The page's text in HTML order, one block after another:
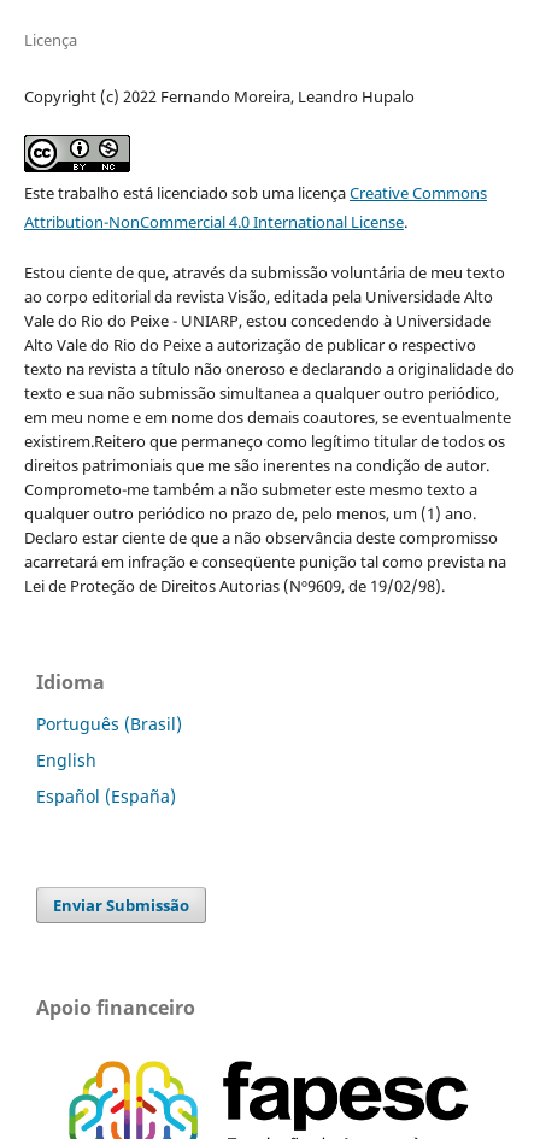
Licença
Copyright (c) 2022 Fernando Moreira, Leandro Hupalo
Este trabalho está licenciado sob uma licençaCreative Commons
Attribution-NonCommercial 4.0 International License.
Estou ciente de que, através da submissão voluntária de meu texto
ao corpo editorial da revista Visão, editada pela Universidade Alto
Vale do Rio do Peixe - UNIARP, estou concedendo à Universidade
Alto Vale do Rio do Peixe a autorização de publicar o respectivo
texto na revista a título não oneroso e declarando a originalidade do
texto e sua não submissão simultanea a qualquer outro periódico,
em meu nome e em nome dos demais coautores, se eventualmente
existirem.Reitero que permaneço como legítimo titular de todos os
direitos patrimoniais que me são inerentes na condição de autor.
Comprometo-me também a não submeter este mesmo texto a
qualquer outro periódico no prazo de, pelo menos, um (1) ano.
Declaro estar ciente de que a não observância deste compromisso
acarretará em infração e conseqüente punição tal como prevista na
Lei de Proteção de Direitos Autorias (Nº9609, de 19/02/98).
Idioma
Português (Brasil)
English
Español (España)
Enviar Submissão
Apoio financeiro